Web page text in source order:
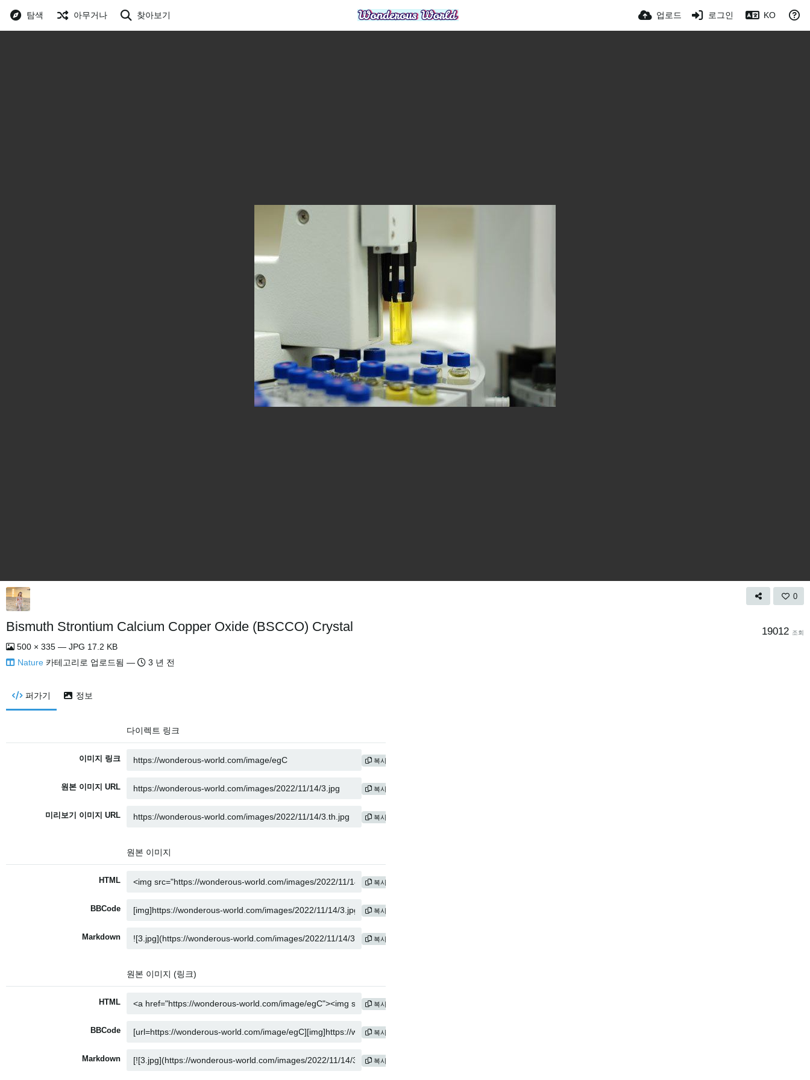
탐색 아무거나 찾아보기 업로드 로그인 KO
0
Bismuth Strontium Calcium Copper Oxide (BSCCO) Crystal 19012 조회
500 × 335 — JPG 17.2 KB
Nature 카테고리로 업로드됨 — 3 년 전
퍼가기 정보
다이렉트 링크
이미지 링크 복사
원본 이미지 URL 복사
미리보기 이미지 URL 복사
원본 이미지
HTML 복사
BBCode 복사
Markdown 복사
원본 이미지 (링크)
HTML 복사
BBCode 복사
Markdown 복사